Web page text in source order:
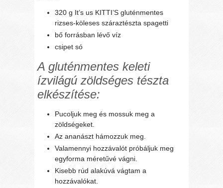
320 g It’s us KITTI’S gluténmentes
rizses-köleses száraztészta spagetti
bő forrásban lévő víz
csipet só
A gluténmentes keleti
ízvilágú zöldséges tészta
elkészítése:
Pucoljuk meg és mossuk meg a
zöldségeket.
Az ananászt hámozzuk meg.
Valamennyi hozzávalót próbáljuk meg
egyforma méretűvé vágni.
Kisebb rúd alakúvá vágtam a
hozzávalókat.